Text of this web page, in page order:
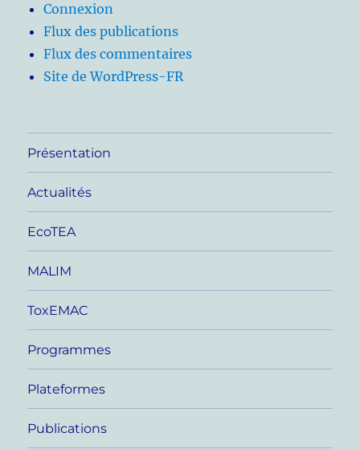
Connexion
Flux des publications
Flux des commentaires
Site de WordPress-FR
Présentation
Actualités
EcoTEA
MALIM
ToxEMAC
Programmes
Plateformes
Publications